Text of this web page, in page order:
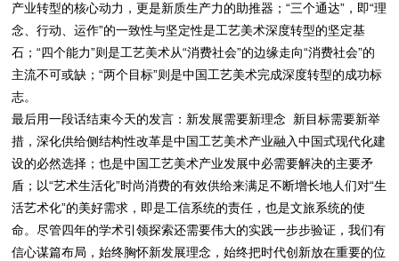
产业转型的核心动力，更是新质生产力的助推器；“三个通达”，即“理
念、行动、运作”的一致性与坚定性是工艺美术深度转型的坚定基
石；“四个能力”则是工艺美术从“消费社会”的边缘走向“消费社会”的
主流不可或缺；“两个目标”则是中国工艺美术完成深度转型的成功标
志。
最后用一段话结束今天的发言：新发展需要新理念 新目标需要新举
措，深化供给侧结构性改革是中国工艺美术产业融入中国式现代化建
设的必然选择；也是中国工艺美术产业发展中必需要解决的主要矛
盾；以“艺术生活化”时尚消费的有效供给来满足不断增长地人们对“生
活艺术化”的美好需求，即是工信系统的责任，也是文旅系统的使
命。尽管四年的学术引领探索还需要伟大的实践一步步验证，我们有
信心谋篇布局，始终胸怀新发展理念，始终把时代创新放在重要的位